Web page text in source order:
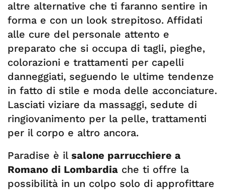
altre alternative che ti faranno sentire in
forma e con un look strepitoso. Affidati
alle cure del personale attento e
preparato che si occupa di tagli, pieghe,
colorazioni e trattamenti per capelli
danneggiati, seguendo le ultime tendenze
in fatto di stile e moda delle acconciature.
Lasciati viziare da massaggi, sedute di
ringiovanimento per la pelle, trattamenti
per il corpo e altro ancora.
Paradise è il salone parrucchiere a
Romano di Lombardia che ti offre la
possibilità in un colpo solo di approfittare